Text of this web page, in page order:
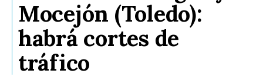
Mocejón (Toledo):
habrá cortes de
tráfico